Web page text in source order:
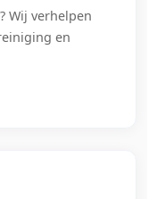
Wij verhelpen
en